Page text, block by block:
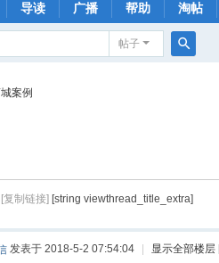
导读 广播 帮助 淘帖
帖子
案例
[复制链接] [string viewthread_title_extra]
发表于 2018-5-2 07:54:04 显示全部楼层